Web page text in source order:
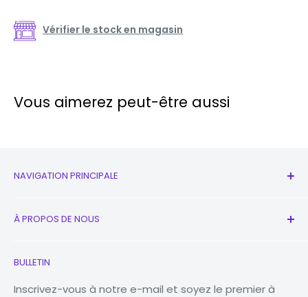
Vérifier le stock en magasin
Vous aimerez peut-être aussi
NAVIGATION PRINCIPALE
Nouveau
Montres
Macbooks
À PROPOS DE NOUS
Notre histoire
Réduire Réutiliser Recycler
BULLETIN
Inscrivez-vous à notre e-mail et soyez le premier à